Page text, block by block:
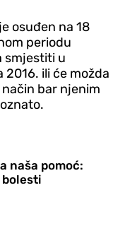
osuđen na 18
periodu
smjestiti u
ili će možda
bar njenim
naša pomoć:
bolesti